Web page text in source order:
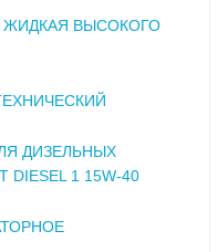
ЖИДКАЯ ВЫСОКОГО
ДИЗЕЛЬНЫХ
DIESEL 1 15W-40